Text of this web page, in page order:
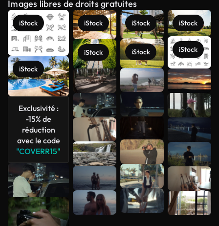
Images libres de droits gratuites
iStock
iStock
Exclusivité :
-15% de
réduction
avec le code
"COVERR15"
iStock
iStock
iStock
iStock
iStock
iStock
Voir plus